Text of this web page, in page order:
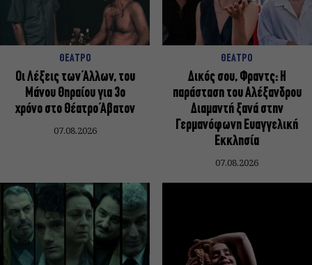
ΘΕΑΤΡΟ
Οι Λέξεις των Άλλων, του
Μάνου Θηραίου για 3ο
χρόνο στο Θέατρο Άβατον
07.08.2026
ΘΕΑΤΡΟ
Δικός σου, Φραντς: Η
παράσταση του Αλέξανδρου
Διαμαντή ξανά στην
Γερμανόφωνη Ευαγγελική
Εκκλησία
07.08.2026